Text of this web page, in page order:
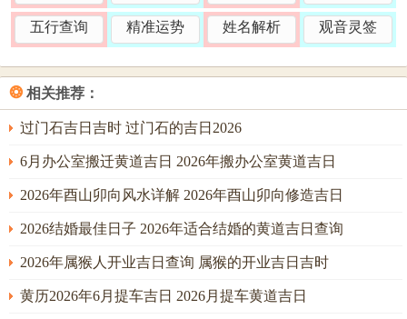
详：
农历正月十八，乙丑日（阳历2026年3月6日）；是日干支皆
土，丑为金库，亦是酉金之三合吉神，旺土泄火生金，气场
最为调与；恰逢「天德合」吉星照耀，主遇事呈祥，百无禁
忌，尤宜开工奠基、拆卸旧物。
农历四月初九，乙巳日（阳历2026年5月25日）。巳酉丑三合
身，此日「月德」在侧，能化解部分戾气，宜进行水电铺
设、结构改造等内在工程，主工程顺利，人员与睦。
农历六月十一，丙子日（阳历2026年7月25日）。丙火虽透，
然坐子水截脚，水火既济，可调候全局之燥热；子水为酉金
五行查询 精准运势 姓名解析 观音灵签
❂ 相关推荐：
过门石吉日吉时 过门石的吉日2026
6月办公室搬迁黄道吉日 2026年搬办公室黄道吉日
2026年酉山卯向风水详解 2026年酉山卯向修造吉日
2026结婚最佳日子 2026年适合结婚的黄道吉日查询
2026年属猴人开业吉日查询 属猴的开业吉日吉时
黄历2026年6月提车吉日 2026月提车黄道吉日